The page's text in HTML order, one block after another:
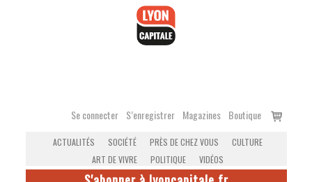
Se connecter S’enregistrer Magazines Boutique
Voir
ACTUALITÉS SOCIÉTÉ PRÈS DE CHEZ VOUS
CULTURE
ART DE VIVRE
POLITIQUE VIDÉOS